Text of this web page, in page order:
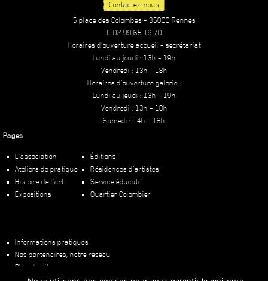
Contactez-nous
5 place des Colombes – 35000 Rennes
T. 02 99 65 19 70
Horaires d’ouverture accueil – secrétariat
Lundi au jeudi : 13h – 19h
Vendredi : 13h – 18h
Horaires d’ouverture galerie :
Lundi au jeudi : 13h – 19h
Vendredi : 13h – 18h
Samedi : 14h – 18h
Pages
L’association
Ateliers de pratique
Histoire de l’art
Expositions
Éditions
Résidences d’artistes
Service éducatif
Quartier Colombier
Informations pratiques
Nos partenaires, notre réseau
Plan du site